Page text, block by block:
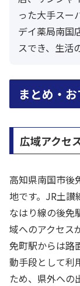
った大手スー
デイ薬局南国
スでき、生活
まとめ・
広域アクセ
高知県南国市後
地です。JR土讃
なはり線の後免
域へのアクセス
免町駅からは路
動手段として利
ため、県外への